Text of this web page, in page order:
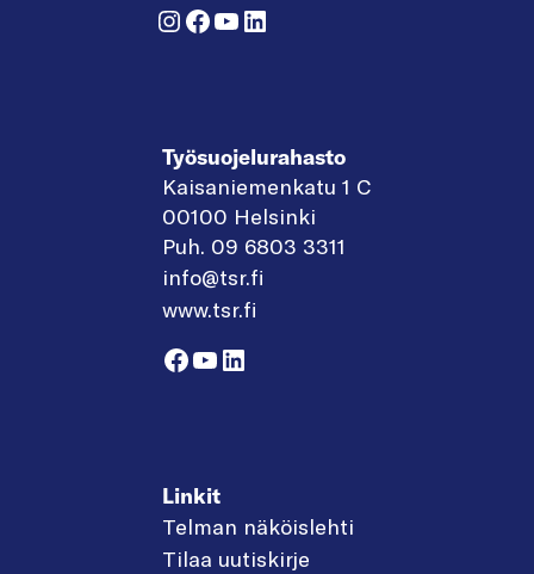
Instagram
Facebook
YouTube
LinkedIn
Työsuojelurahasto
Kaisaniemenkatu 1 C
00100 Helsinki
Puh. 09 6803 3311
info@tsr.fi
www.tsr.fi
Facebook
YouTube
LinkedIn
Linkit
Telman näköislehti
Tilaa uutiskirje